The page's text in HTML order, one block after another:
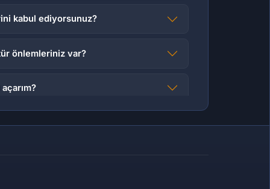
kabul ediyorsunuz?
tür önlemleriniz var?